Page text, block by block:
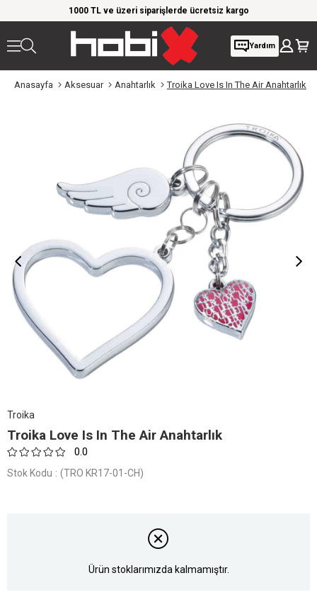
1000 TL ve üzeri siparişlerde ücretsiz kargo
Yardım
Anasayfa Aksesuar Anahtarlık Troika Love Is In The Air Anahtarlık
Troika
Troika Love Is In The Air Anahtarlık
0.0
Stok Kodu (TRO KR17-01-CH)
Ürün stoklarımızda kalmamıştır.